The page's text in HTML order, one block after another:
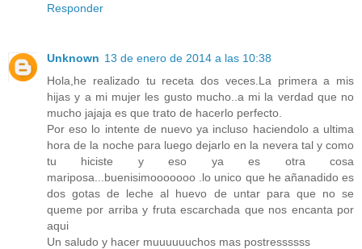
Responder
Unknown 13 de enero de 2014 a las 10:38
Hola,he realizado tu receta dos veces.La primera a mis
hijas y a mi mujer les gusto mucho..a mi la verdad que no
mucho jajaja es que trato de hacerlo perfecto.
Por eso lo intente de nuevo ya incluso haciendolo a ultima
hora de la noche para luego dejarlo en la nevera tal y como
tu hiciste y eso ya es otra cosa
mariposa...buenisimooooooo .lo unico que he añanadido es
dos gotas de leche al huevo de untar para que no se
queme por arriba y fruta escarchada que nos encanta por
aqui
Un saludo y hacer muuuuuuchos mas postressssss